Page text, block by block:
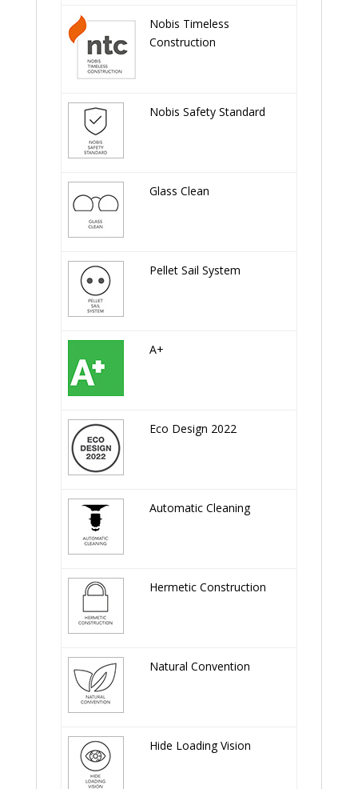
Nobis Timeless
Construction
Nobis Safety Standard
Glass Clean
Pellet Sail System
A+
Eco Design 2022
Automatic Cleaning
Hermetic Construction
Natural Convention
Hide Loading Vision